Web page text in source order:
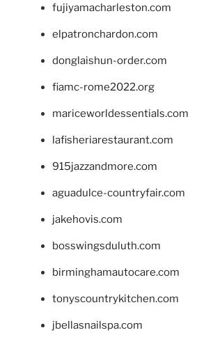
fujiyamacharleston.com
elpatronchardon.com
donglaishun-order.com
fiamc-rome2022.org
mariceworldessentials.com
lafisheriarestaurant.com
915jazzandmore.com
aguadulce-countryfair.com
jakehovis.com
bosswingsduluth.com
birminghamautocare.com
tonyscountrykitchen.com
jbellasnailspa.com